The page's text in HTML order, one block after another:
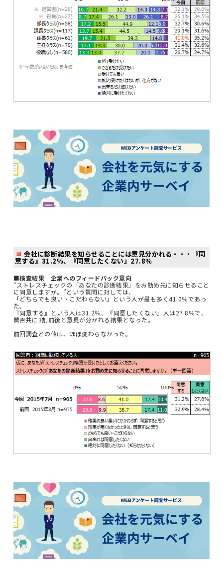
会社に診断結果を知らせることには意見分かれる・・・『同
意する』31.2％、『同意したくない』27.8％
■検査結果 企業へのフィードバック意向
“ストレスチェックの「あなたの診断結果」をお勤め先に知らせること
に同意しますか。”という質問に対しては、
「どちらでも良い・こだわらない」という人が最も多く41.0％であっ
た。
『同意する』という人は31.2％、『同意したくない』人は27.8％で、
賛否共に3割前後と意見が分かれる結果となった。
前回調査との値は、ほぼ変わらなかった。